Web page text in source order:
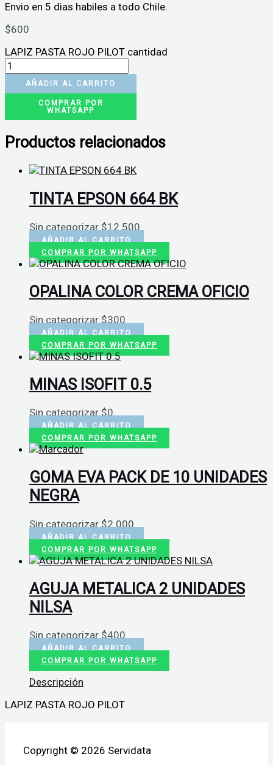
Envio en 5 dias habiles a todo Chile.
$600
LAPIZ PASTA ROJO PILOT cantidad
AÑADIR AL CARRITO
COMPRAR POR
WHATSAPP
Productos relacionados
TINTA EPSON 664 BK
Sin categorizar $12.500
AÑADIR AL CARRITO
COMPRAR POR WHATSAPP
OPALINA COLOR CREMA OFICIO
Sin categorizar $300
AÑADIR AL CARRITO
COMPRAR POR WHATSAPP
MINAS ISOFIT 0.5
Sin categorizar$0
AÑADIR AL CARRITO
COMPRAR POR WHATSAPP
GOMA EVA PACK DE 10 UNIDADES
NEGRA
Sin categorizar $2.000
AÑADIR AL CARRITO
COMPRAR POR WHATSAPP
AGUJA METALICA 2 UNIDADES
NILSA
Sin categorizar $400
AÑADIR AL CARRITO
COMPRAR POR WHATSAPP
Descripción
LAPIZ PASTA ROJO PILOT
Copyright © 2026 Servidata